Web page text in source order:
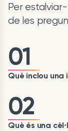
Per
de les
01
Què inclou una
02
Què és una